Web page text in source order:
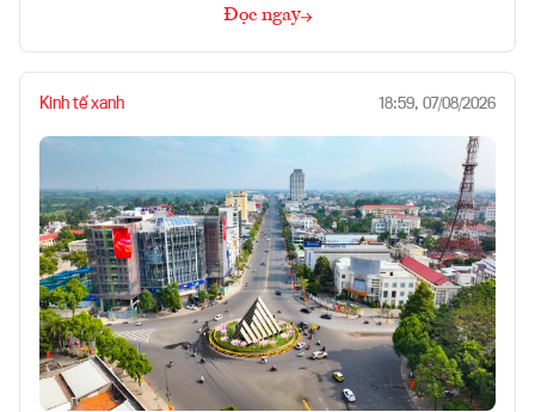
Đọc ngay
Kinh tế xanh 18:59, 07/08/2026